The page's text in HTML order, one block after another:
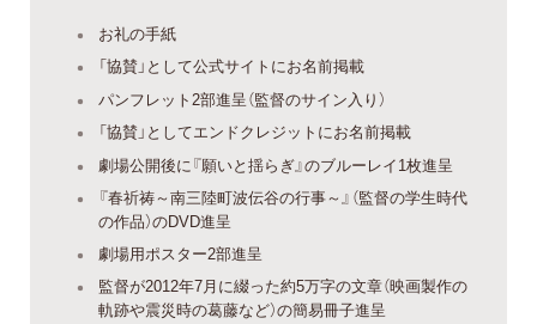
お礼の手紙
「協賛」として公式サイトにお名前掲載
パンフレット2部進呈（監督のサイン入り）
「協賛」としてエンドクレジットにお名前掲載
劇場公開後に『願いと揺らぎ』のブルーレイ1枚進呈
『春祈祷～南三陸町波伝谷の行事～』（監督の学生時代
の作品）のDVD進呈
劇場用ポスター2部進呈
監督が2012年7月に綴った約5万字の文章（映画製作の
軌跡や震災時の葛藤など）の簡易冊子進呈